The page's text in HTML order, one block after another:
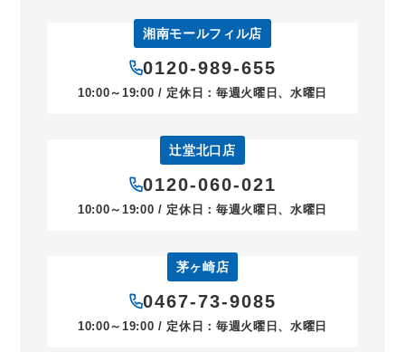
湘南モールフィル店
0120-989-655
10:00～19:00 / 定休日：毎週火曜日、水曜日
辻堂北口店
0120-060-021
10:00～19:00 / 定休日：毎週火曜日、水曜日
茅ヶ崎店
0467-73-9085
10:00～19:00 / 定休日：毎週火曜日、水曜日